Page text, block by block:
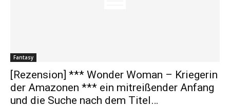
Fantasy
[Rezension] *** Wonder Woman – Kriegerin
der Amazonen *** ein mitreißender Anfang
und die Suche nach dem Titel…